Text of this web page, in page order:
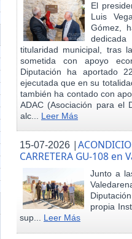
El
Luis
Gómez,
titularidad municipal, tras
sometida con apoyo
Diputación ha aportado
ejecutada que en su
también ha contado con
ADAC (Asociación para el
alc... Leer Más
15-07-2026 |
CARRETERA GU-108 en
Junto a
propia
sup... Leer Más